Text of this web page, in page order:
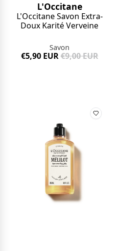
L'Occitane
L'Occitane Savon Extra-
Doux Karité Verveine
Savon
€5,90 EUR€9,00 EUR